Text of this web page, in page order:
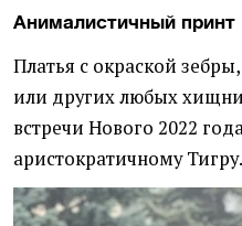
Анималистичный принт
Платья с окраской
или других любых
встречи Нового 2022
аристократичному Тигру.